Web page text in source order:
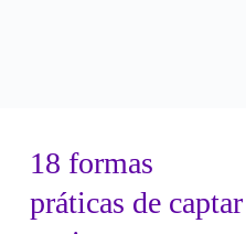
18 formas
práticas de captar